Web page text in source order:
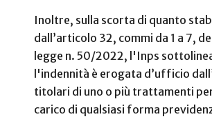
Inoltre, sulla scorta di quanto
dall’articolo 32, commi da 1 a 7,
legge n. 50/2022, l'Inps
l'indennità è erogata d’ufficio
titolari di uno o più trattamenti
carico di qualsiasi forma